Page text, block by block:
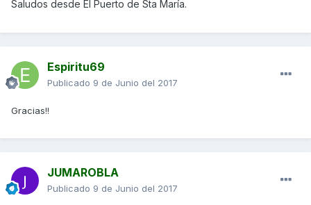
Saludos desde El Puerto de Sta María.
Espiritu69
Publicado 9 de Junio del 2017
Gracias!!
JUMAROBLA
Publicado 9 de Junio del 2017